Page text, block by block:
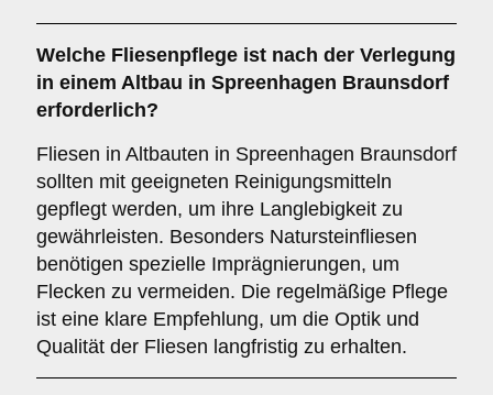
Welche Fliesenpflege ist nach der Verlegung
in einem Altbau in Spreenhagen Braunsdorf
erforderlich?
Fliesen in Altbauten in Spreenhagen Braunsdorf
sollten mit geeigneten Reinigungsmitteln
gepflegt werden, um ihre Langlebigkeit zu
gewährleisten. Besonders Natursteinfliesen
benötigen spezielle Imprägnierungen, um
Flecken zu vermeiden. Die regelmäßige Pflege
ist eine klare Empfehlung, um die Optik und
Qualität der Fliesen langfristig zu erhalten.